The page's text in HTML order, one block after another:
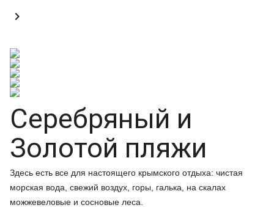

Серебряный и
Золотой пляжи
Здесь есть все для настоящего крымского отдыха: чистая
морская вода, свежий воздух, горы, галька, на скалах
можжевеловые и сосновые леса.